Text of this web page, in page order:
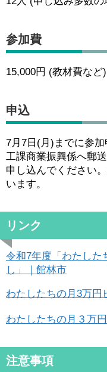
参加費
15,000円 (教材費など)
申込
7月7日(月)までに参
工課商業振興係へ郵
申し込んでください
います。
リンク
令和7年度「わたした
し」｜館林市
わたしたちの月3万円
わたしたちの月３万
注意事項